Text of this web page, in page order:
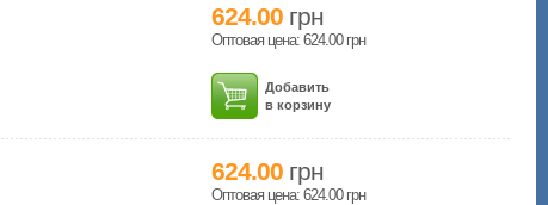
624.00 грн
Оптовая цена: 624.00 грн
Добавить
в корзину
624.00 грн
Оптовая цена: 624.00 грн